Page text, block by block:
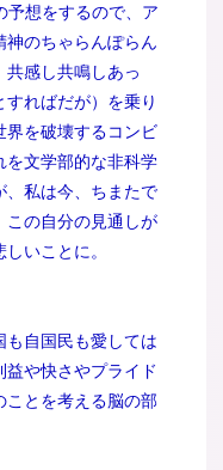
予想をするので、ア
神のちゃらんぽらん
共感し共鳴しあっ
ればだが）を乗り
界を破壊するコンビ
を文学部的な非科学
、私は今、ちまたで
この自分の見通しが
いことに。
も自国民も愛しては
や快さやプライド
ことを考える脳の部